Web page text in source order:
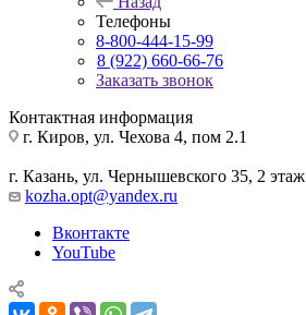
Телефоны
8-800-444-15-99
8 (922) 660-66-76
Заказать звонок
Контактная информация
г. Киров, ул. Чехова 4, пом 2.1
г. Казань, ул. Чернышевского 35, 2 этаж
kozha.opt@yandex.ru
Вконтакте
YouTube